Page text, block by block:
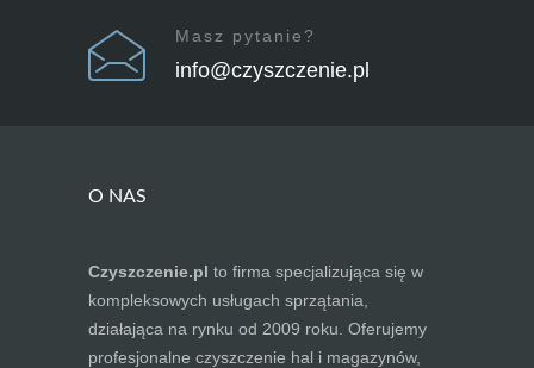
Masz pytanie?
info@czyszczenie.pl
O NAS
Czyszczenie.pl to firma specjalizująca się w
kompleksowych usługach sprzątania,
działająca na rynku od 2009 roku. Oferujemy
profesjonalne czyszczenie hal i magazynów,